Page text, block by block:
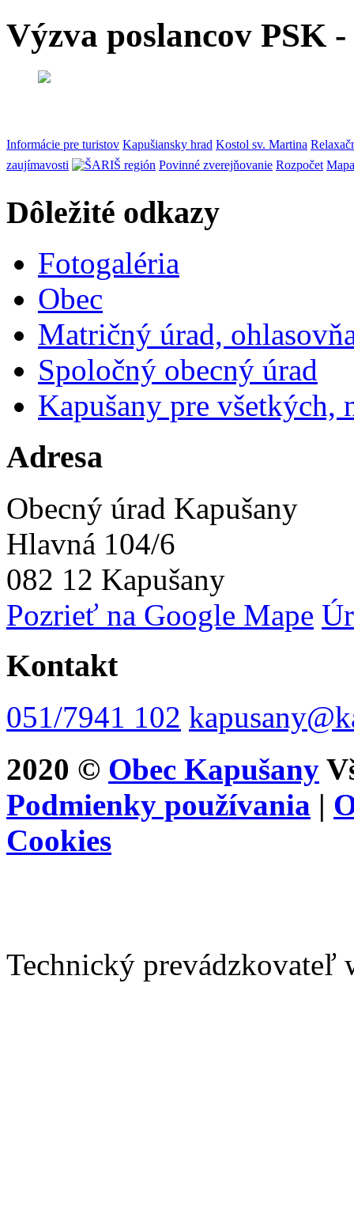
Výzva poslancov PSK
Informácie pre turistov Kapušiansky hrad Kostol sv. Martina
zaujímavosti
Povinné zverejňovanie Rozpočet
Dôležité odkazy
Fotogaléria
Obec
Matričný úrad,
Spoločný obecný úrad
Kapušany pre všetkých,
Adresa
Obecný úrad Kapušany
Hlavná 104/6
082 12 Kapušany
Pozrieť na Google Mape
Kontakt
051/7941 102
2020 © Obec Kapušany
Podmienky používania |
Cookies
Technický prevádzkovateľ